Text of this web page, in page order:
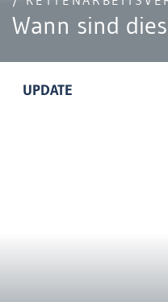
Wann sind
UPDATE